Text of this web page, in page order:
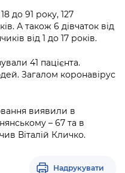
адміністрація
стану
стану
до 91 року, 127
А також 6 дівчаток від
від 1 до 17 років.
41 пацієнта.
Загалом коронавірус
виявили в
– 67 та в
Віталій Кличко.
Надрукувати